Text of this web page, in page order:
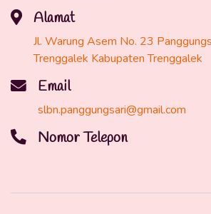
Alamat
Jl. Warung Asem No. 23
Trenggalek Kabupaten Trenggalek
Email
slbn.panggungsari@gmail.com
Nomor Telepon